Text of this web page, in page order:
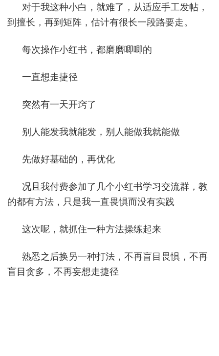
对于我这种小白，就难了，从适应手工发帖，
到擅长，再到矩阵，估计有很长一段路要走。
每次操作小红书，都磨磨唧唧的
一直想走捷径
突然有一天开窍了
别人能发我就能发，别人能做我就能做
先做好基础的，再优化
况且我付费参加了几个小红书学习交流群，教
的都有方法，只是我一直畏惧而没有实践
这次呢，就抓住一种方法操练起来
熟悉之后换另一种打法，不再盲目畏惧，不再
盲目贪多，不再妄想走捷径